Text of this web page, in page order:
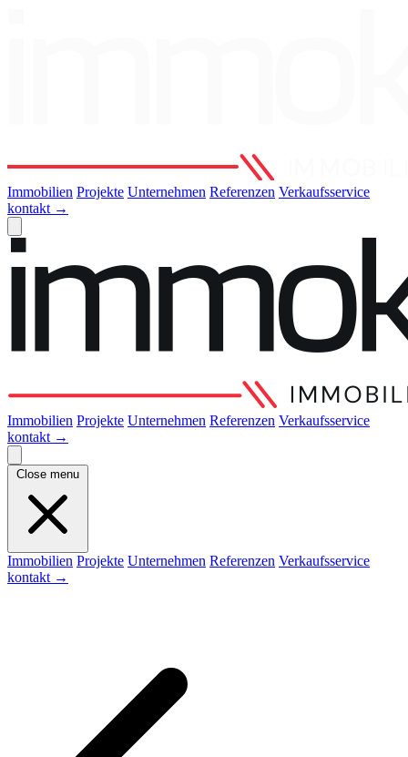
Immobilien Projekte Unternehmen Referenzen Verkaufsservice
kontakt →
Immobilien Projekte Unternehmen Referenzen Verkaufsservice
kontakt →
Close menu
Immobilien Projekte Unternehmen Referenzen Verkaufsservice
kontakt →